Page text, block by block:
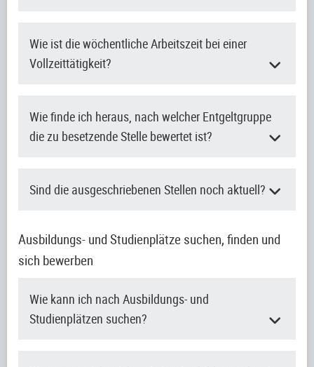
Wie ist die wöchentliche Arbeitszeit bei einer
Vollzeittätigkeit?
Wie finde ich heraus, nach welcher Entgeltgruppe
die zu besetzende Stelle bewertet ist?
Sind die ausgeschriebenen Stellen noch aktuell?
Ausbildungs- und Studienplätze suchen, finden und
sich bewerben
Wie kann ich nach Ausbildungs- und
Studienplätzen suchen?